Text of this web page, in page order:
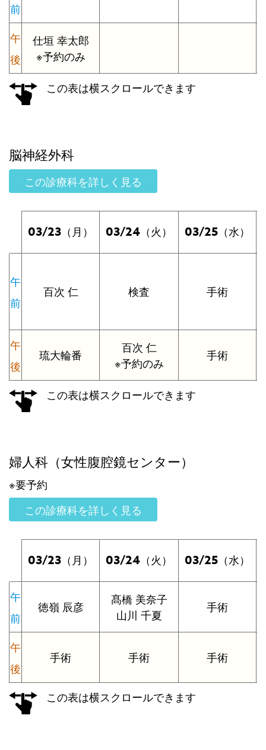
前
午
後
仕垣 幸太郎
※予約のみ
この表は横スクロールできます
脳神経外科
この診療科を詳しく見る
03/23 （月） 03/24 （火） 03/25 （水）
午
前
百次 仁 検査 手術
午
後
琉大輪番
百次 仁
※予約のみ
手術
この表は横スクロールできます
婦人科（女性腹腔鏡センター）
※要予約
この診療科を詳しく見る
03/23 （月） 03/24 （火） 03/25 （水）
午
前
徳嶺 辰彦
髙橋 美奈子
山川 千夏
手術
午
後
手術 手術 手術
この表は横スクロールできます